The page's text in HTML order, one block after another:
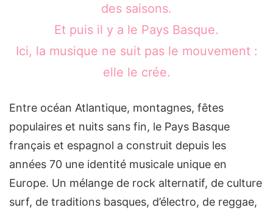
des saisons.
Et puis il y a le Pays Basque.
Ici, la musique ne suit pas le mouvement :
elle le crée.
Entre océan Atlantique, montagnes, fêtes
populaires et nuits sans fin, le Pays Basque
français et espagnol a construit depuis les
années 70 une identité musicale unique en
Europe. Un mélange de rock alternatif, de culture
surf, de traditions basques, d’électro, de reggae,